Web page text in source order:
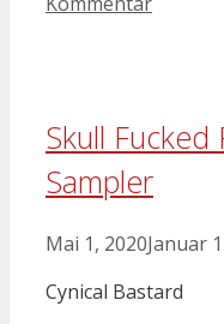
Skull
Sampler
Mai 1, 2020Januar
Cynical Bastard